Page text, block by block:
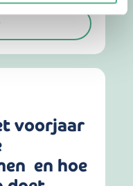
voorjaar
en hoe